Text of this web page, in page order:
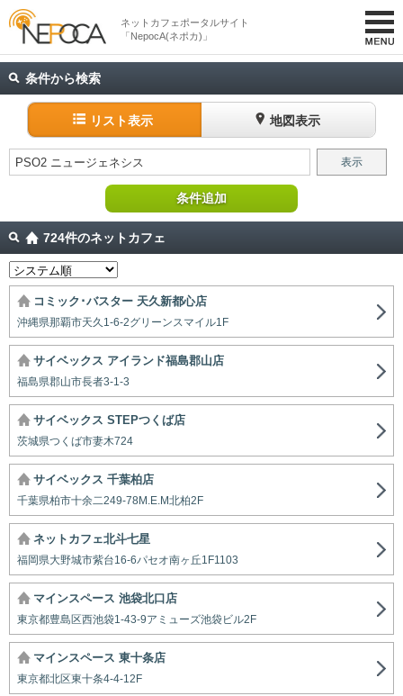
ネットカフェポータルサイト
「NepocA(ネポカ)」
条件から検索
リスト表示 地図表示
PSO2 ニュージェネシス 表示
条件追加
724件のネットカフェ
コミック･バスター 天久新都心店
沖縄県那覇市天久1-6-2グリーンスマイル1F
サイベックス アイランド福島郡山店
福島県郡山市長者3-1-3
サイベックス STEPつくば店
茨城県つくば市妻木724
サイベックス 千葉柏店
千葉県柏市十余二249-78M.E.M北柏2F
ネットカフェ北斗七星
福岡県大野城市紫台16-6パセオ南ヶ丘1F1103
マインスペース 池袋北口店
東京都豊島区西池袋1-43-9アミューズ池袋ビル2F
マインスペース 東十条店
東京都北区東十条4-4-12F